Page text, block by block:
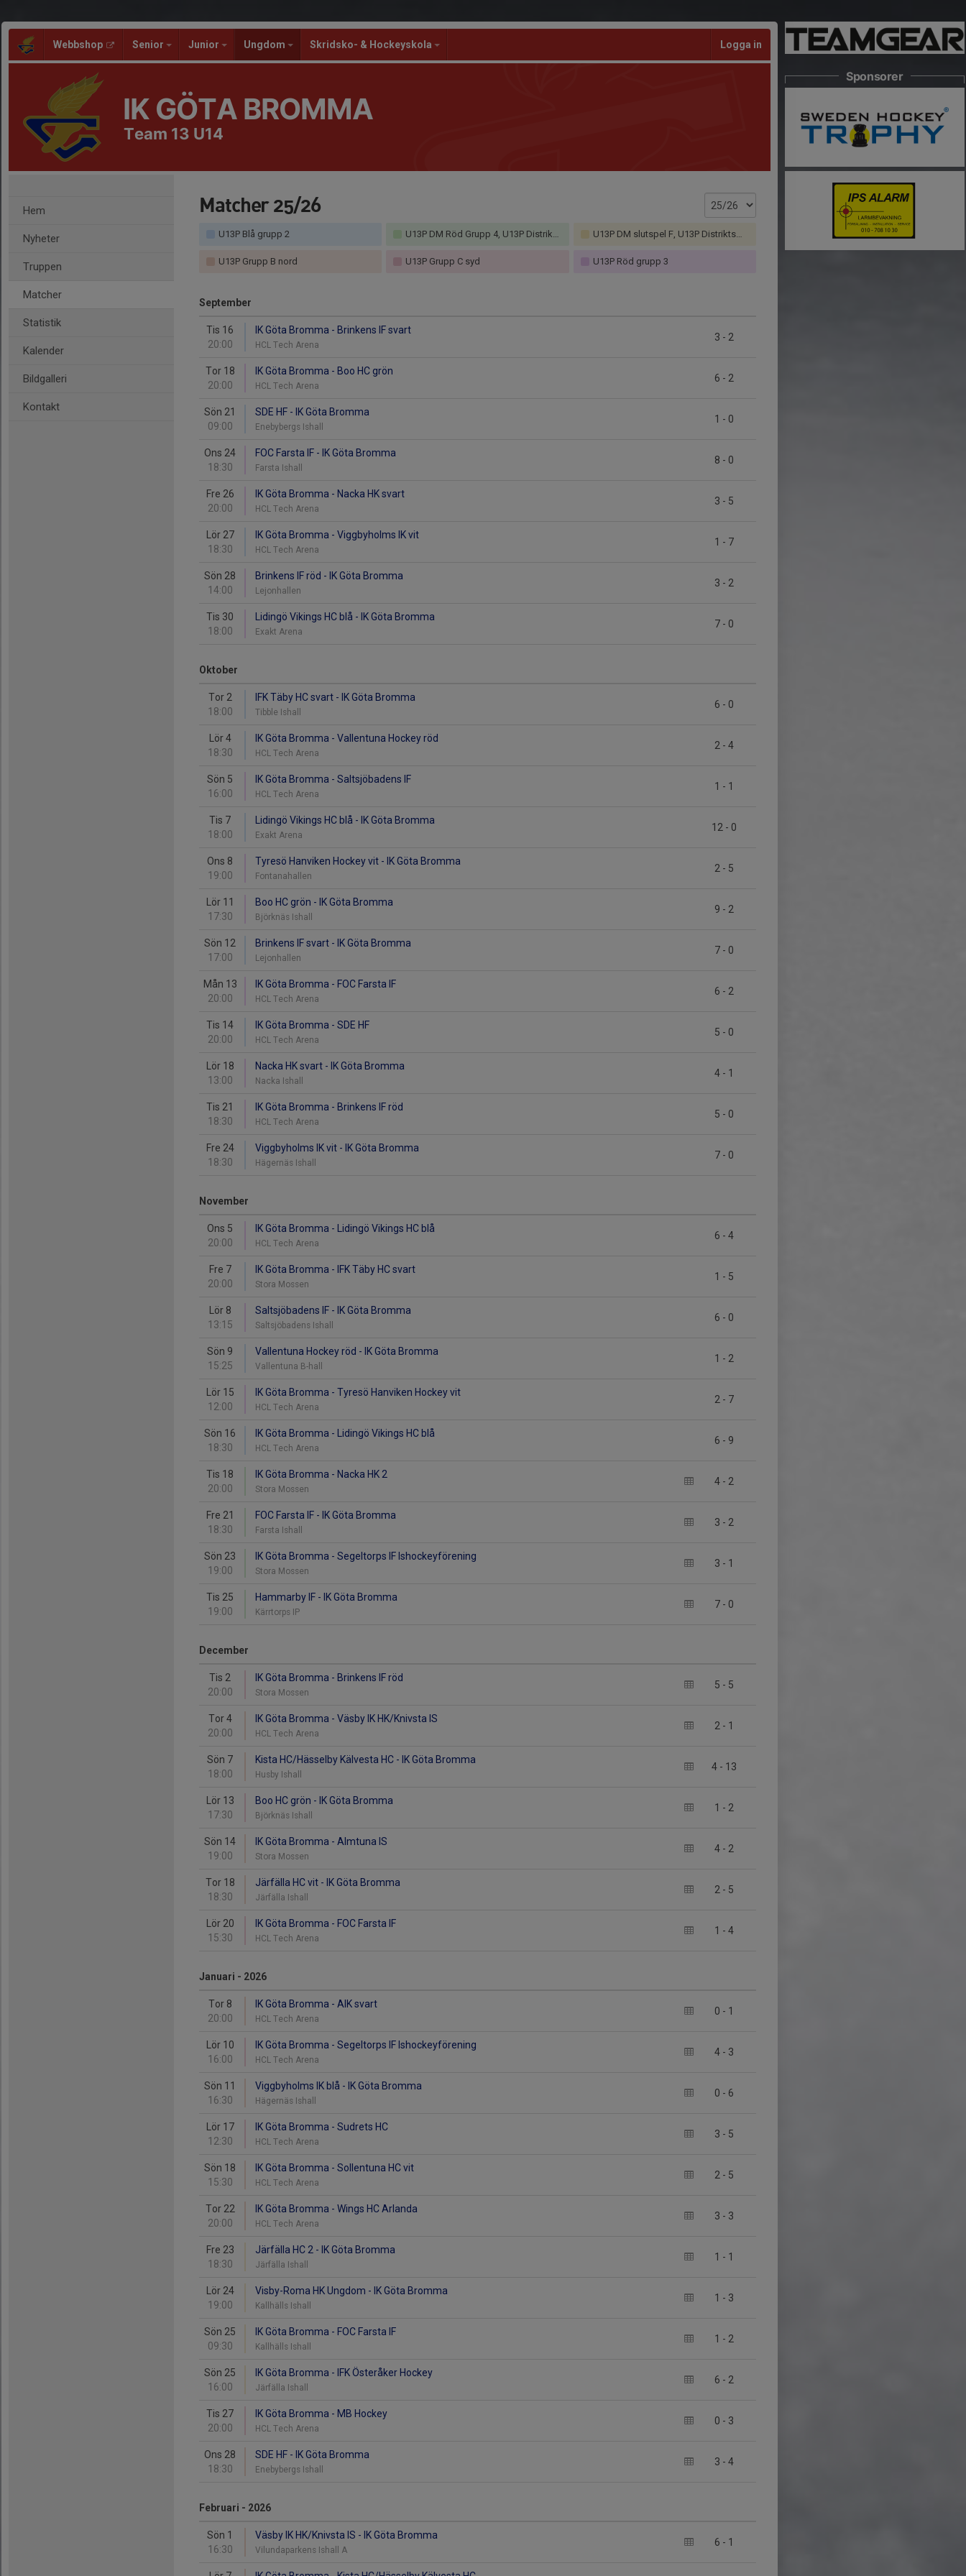
Webbshop Senior Junior Ungdom Skridsko- & Hockeyskola Logga in
IK GÖTA BROMMA
Team 13 U14
Hem
Nyheter
Truppen
Matcher
Statistik
Kalender
Bildgalleri
Kontakt
Matcher 25/26
U13P Blå grupp 2 U13P DM Röd Grupp 4, U13P Distriktsmästerskap Stockholm U13P DM slutspel F, U13P Distriktsmästerskap Stockholm
U13P Grupp B nord U13P Grupp C syd U13P Röd grupp 3
September
Tis 16
20:00
3 - 2
IK Göta Bromma - Brinkens IF svart
HCL Tech Arena
Tor 18
20:00
6 - 2
IK Göta Bromma - Boo HC grön
HCL Tech Arena
Sön 21
09:00
1 - 0
SDE HF - IK Göta Bromma
Enebybergs Ishall
Ons 24
18:30
8 - 0
FOC Farsta IF - IK Göta Bromma
Farsta Ishall
Fre 26
20:00
3 - 5
IK Göta Bromma - Nacka HK svart
HCL Tech Arena
Lör 27
18:30
1 - 7
IK Göta Bromma - Viggbyholms IK vit
HCL Tech Arena
Sön 28
14:00
3 - 2
Brinkens IF röd - IK Göta Bromma
Lejonhallen
Tis 30
18:00
7 - 0
Lidingö Vikings HC blå - IK Göta Bromma
Exakt Arena
Oktober
Tor 2
18:00
6 - 0
IFK Täby HC svart - IK Göta Bromma
Tibble Ishall
Lör 4
18:30
2 - 4
IK Göta Bromma - Vallentuna Hockey röd
HCL Tech Arena
Sön 5
16:00
1 - 1
IK Göta Bromma - Saltsjöbadens IF
HCL Tech Arena
Tis 7
18:00
12 - 0
Lidingö Vikings HC blå - IK Göta Bromma
Exakt Arena
Ons 8
19:00
2 - 5
Tyresö Hanviken Hockey vit - IK Göta Bromma
Fontanahallen
Lör 11
17:30
9 - 2
Boo HC grön - IK Göta Bromma
Björknäs Ishall
Sön 12
17:00
7 - 0
Brinkens IF svart - IK Göta Bromma
Lejonhallen
Mån 13
20:00
6 - 2
IK Göta Bromma - FOC Farsta IF
HCL Tech Arena
Tis 14
20:00
5 - 0
IK Göta Bromma - SDE HF
HCL Tech Arena
Lör 18
13:00
4 - 1
Nacka HK svart - IK Göta Bromma
Nacka Ishall
Tis 21
18:30
5 - 0
IK Göta Bromma - Brinkens IF röd
HCL Tech Arena
Fre 24
18:30
7 - 0
Viggbyholms IK vit - IK Göta Bromma
Hägernäs Ishall
November
Ons 5
20:00
6 - 4
IK Göta Bromma - Lidingö Vikings HC blå
HCL Tech Arena
Fre 7
20:00
1 - 5
IK Göta Bromma - IFK Täby HC svart
Stora Mossen
Lör 8
13:15
6 - 0
Saltsjöbadens IF - IK Göta Bromma
Saltsjöbadens Ishall
Sön 9
15:25
1 - 2
Vallentuna Hockey röd - IK Göta Bromma
Vallentuna B-hall
Lör 15
12:00
2 - 7
IK Göta Bromma - Tyresö Hanviken Hockey vit
HCL Tech Arena
Sön 16
18:30
6 - 9
IK Göta Bromma - Lidingö Vikings HC blå
HCL Tech Arena
Tis 18
20:00
4 - 2
IK Göta Bromma - Nacka HK 2
Stora Mossen
Fre 21
18:30
3 - 2
FOC Farsta IF - IK Göta Bromma
Farsta Ishall
Sön 23
19:00
3 - 1
IK Göta Bromma - Segeltorps IF Ishockeyförening
Stora Mossen
Tis 25
19:00
7 - 0
Hammarby IF - IK Göta Bromma
Kärrtorps IP
December
Tis 2
20:00
5 - 5
IK Göta Bromma - Brinkens IF röd
Stora Mossen
Tor 4
20:00
2 - 1
IK Göta Bromma - Väsby IK HK/Knivsta IS
HCL Tech Arena
Sön 7
18:00
4 - 13
Kista HC/Hässelby Kälvesta HC - IK Göta Bromma
Husby Ishall
Lör 13
17:30
1 - 2
Boo HC grön - IK Göta Bromma
Björknäs Ishall
Sön 14
19:00
4 - 2
IK Göta Bromma - Almtuna IS
Stora Mossen
Tor 18
18:30
2 - 5
Järfälla HC vit - IK Göta Bromma
Järfälla Ishall
Lör 20
15:30
1 - 4
IK Göta Bromma - FOC Farsta IF
HCL Tech Arena
Januari - 2026
Tor 8
20:00
0 - 1
IK Göta Bromma - AIK svart
HCL Tech Arena
Lör 10
16:00
4 - 3
IK Göta Bromma - Segeltorps IF Ishockeyförening
HCL Tech Arena
Sön 11
16:30
0 - 6
Viggbyholms IK blå - IK Göta Bromma
Hägernäs Ishall
Lör 17
12:30
3 - 5
IK Göta Bromma - Sudrets HC
HCL Tech Arena
Sön 18
15:30
2 - 5
IK Göta Bromma - Sollentuna HC vit
HCL Tech Arena
Tor 22
20:00
3 - 3
IK Göta Bromma - Wings HC Arlanda
HCL Tech Arena
Fre 23
18:30
1 - 1
Järfälla HC 2 - IK Göta Bromma
Järfälla Ishall
Lör 24
19:00
1 - 3
Visby-Roma HK Ungdom - IK Göta Bromma
Kallhälls Ishall
Sön 25
09:30
1 - 2
IK Göta Bromma - FOC Farsta IF
Kallhälls Ishall
Sön 25
16:00
6 - 2
IK Göta Bromma - IFK Österåker Hockey
Järfälla Ishall
Tis 27
20:00
0 - 3
IK Göta Bromma - MB Hockey
HCL Tech Arena
Ons 28
18:30
3 - 4
SDE HF - IK Göta Bromma
Enebybergs Ishall
Februari - 2026
Sön 1
16:30
6 - 1
Väsby IK HK/Knivsta IS - IK Göta Bromma
Vilundaparkens Ishall A
Sponsorer